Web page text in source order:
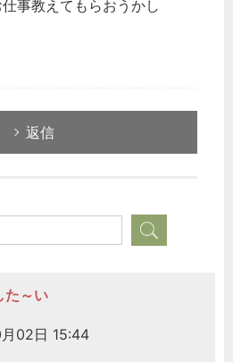
事教えてもらおうかし
返信
た～い
02日 15:44
ーに投稿しますか？
湯室
ウハウ